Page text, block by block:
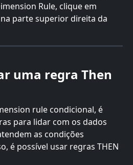
Rule, clique em
parte superior direita da
uma regra Then
rule condicional, é
para lidar com os dados
as condições
é possível usar regras THEN